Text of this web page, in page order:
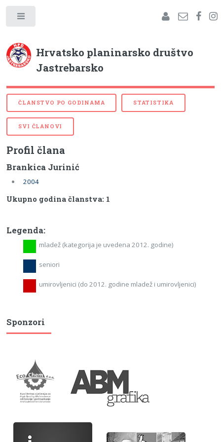
Hrvatsko planinarsko društvo
Jastrebarsko
ČLANSTVO PO GODINAMA STATISTIKA
SVI ČLANOVI
Profil člana
Brankica Jurinić
2004
Ukupno godina članstva: 1
Legenda:
mladež (kategorija je uvedena 2012. godine)
seniori
umirovljenici (do 2012. godine mladež i umirovljenici)
Sponzori